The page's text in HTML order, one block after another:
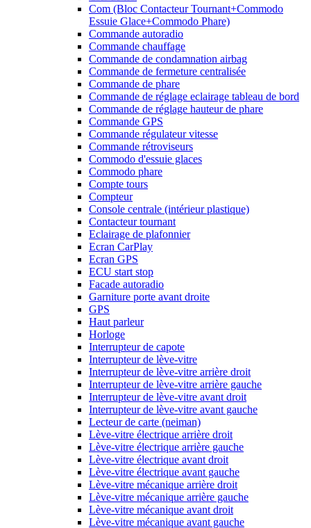
Com (Bloc Contacteur Tournant+Commodo
Essuie Glace+Commodo Phare)
Commande autoradio
Commande chauffage
Commande de condamnation airbag
Commande de fermeture centralisée
Commande de phare
Commande de réglage eclairage tableau de bord
Commande de réglage hauteur de phare
Commande GPS
Commande régulateur vitesse
Commande rétroviseurs
Commodo d'essuie glaces
Commodo phare
Compte tours
Compteur
Console centrale (intérieur plastique)
Contacteur tournant
Eclairage de plafonnier
Ecran CarPlay
Ecran GPS
ECU start stop
Facade autoradio
Garniture porte avant droite
GPS
Haut parleur
Horloge
Interrupteur de capote
Interrupteur de lève-vitre
Interrupteur de lève-vitre arrière droit
Interrupteur de lève-vitre arrière gauche
Interrupteur de lève-vitre avant droit
Interrupteur de lève-vitre avant gauche
Lecteur de carte (neiman)
Lève-vitre électrique arrière droit
Lève-vitre électrique arrière gauche
Lève-vitre électrique avant droit
Lève-vitre électrique avant gauche
Lève-vitre mécanique arrière droit
Lève-vitre mécanique arrière gauche
Lève-vitre mécanique avant droit
Lève-vitre mécanique avant gauche